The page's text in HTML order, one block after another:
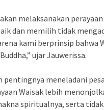
melaksanakan
dan memilih tidak
kami berprinsip bahwa
ujar Jauwerissa.
pentingnya meneladani
Waisak lebih
spiritualnya, serta